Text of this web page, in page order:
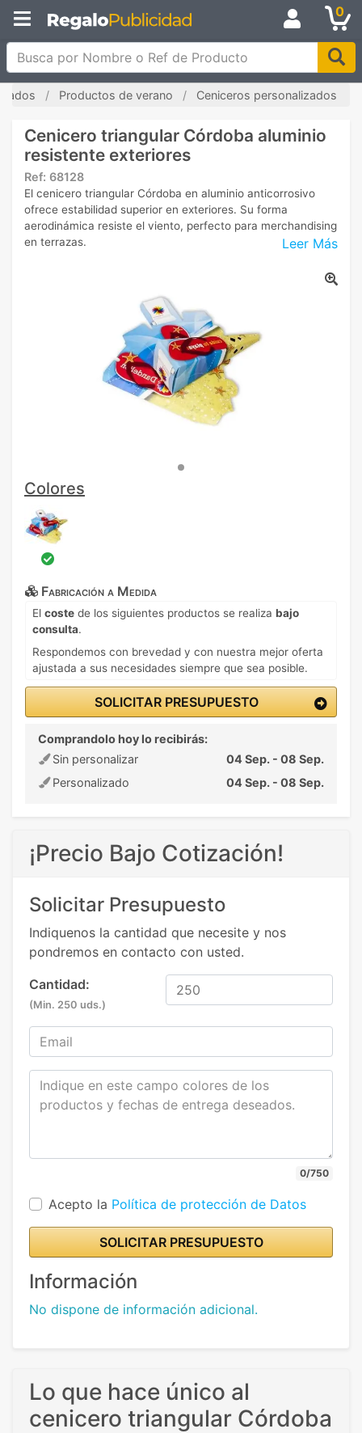
0
Busca por Nombre o Ref de Producto
Productos de verano Ceniceros personalizados
Cenicero triangular Córdoba aluminio
resistente exteriores
Ref: 68128
Leer Más
El cenicero triangular Córdoba en aluminio anticorrosivo
ofrece estabilidad superior en exteriores. Su forma
aerodinámica resiste el viento, perfecto para merchandising
en terrazas.
Colores
Fabricación a Medida
El coste de los siguientes productos se realiza bajo
consulta.
Respondemos con brevedad y con nuestra mejor oferta
ajustada a sus necesidades siempre que sea posible.
SOLICITAR PRESUPUESTO
Comprandolo hoy lo recibirás:
Sin personalizar
04 Sep. - 08 Sep.
Personalizado
04 Sep. - 08 Sep.
¡Precio Bajo Cotización!
Solicitar Presupuesto
Indiquenos la cantidad que necesite y nos
pondremos en contacto con usted.
Cantidad:
(Min. 250 uds.)
0/750
Acepto la Política de protección de Datos
SOLICITAR PRESUPUESTO
Información
No dispone de información adicional.
Lo que hace único al
cenicero triangular Córdoba